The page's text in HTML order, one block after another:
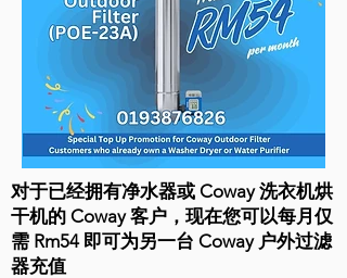
对于已经拥有净水器或 Coway 洗衣机烘
干机的 Coway 客户，现在您可以每月仅
需 Rm54 即可为另一台 Coway 户外过滤
器充值